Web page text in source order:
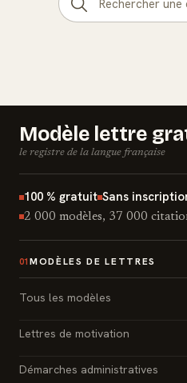
Modèle lettre
le registre de la langue française
100 % gratuit Sans
2 000 modèles, 37 000
01 MODÈLES DE LETTRES
Tous les modèles
Lettres de motivation
Démarches administratives